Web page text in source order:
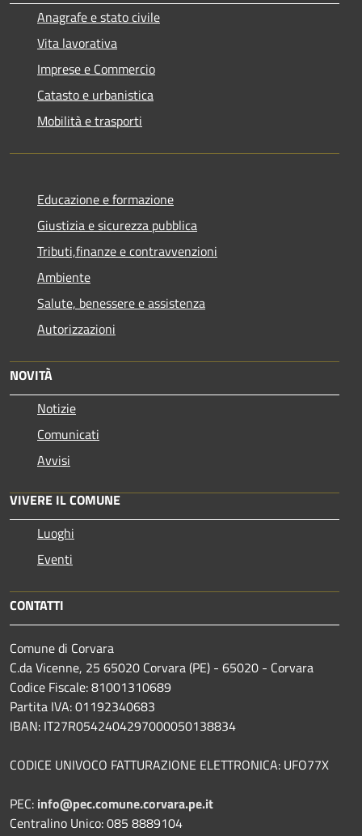
Anagrafe e stato civile
Vita lavorativa
Imprese e Commercio
Catasto e urbanistica
Mobilità e trasporti
Educazione e formazione
Giustizia e sicurezza pubblica
Tributi,finanze e contravvenzioni
Ambiente
Salute, benessere e assistenza
Autorizzazioni
NOVITÀ
Notizie
Comunicati
Avvisi
VIVERE IL COMUNE
Luoghi
Eventi
CONTATTI
Comune di Corvara
C.da Vicenne, 25 65020 Corvara (PE) - 65020 - Corvara
Codice Fiscale: 81001310689
Partita IVA: 01192340683
IBAN: IT27R0542404297000050138834
CODICE UNIVOCO FATTURAZIONE ELETTRONICA: UFO77X
PEC: info@pec.comune.corvara.pe.it
Centralino Unico: 085 8889104